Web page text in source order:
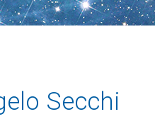
Secchi